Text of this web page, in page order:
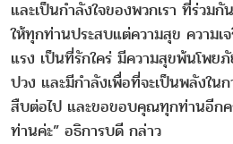
และเป็นกำลังใจของพวกเรา ที่ร่วม
ให้ทุกท่านประสบแต่ความสุข ความ
แรง เป็นที่รักใคร่ มีความสุขพ้นโพย
ปวง และมีกำลังเพื่อที่จะเป็นพลังใน
สืบต่อไป และขอขอบคุณทุกท่านอีก
ท่านค่ะ” อธิการบดี กล่าว